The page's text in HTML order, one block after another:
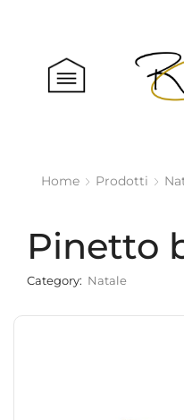
Home Prodotti
Pinetto
Category: Natale